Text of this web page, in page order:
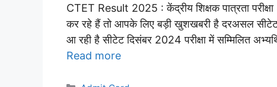
CTET Result 2025 : केंद्रीय शिक्षक पात्रता
कर रहे हैं तो आपके लिए बड़ी खुशखबरी है दरअसल
आ रही है सीटेट दिसंबर 2024 परीक्षा में सम्मिलित
Read more